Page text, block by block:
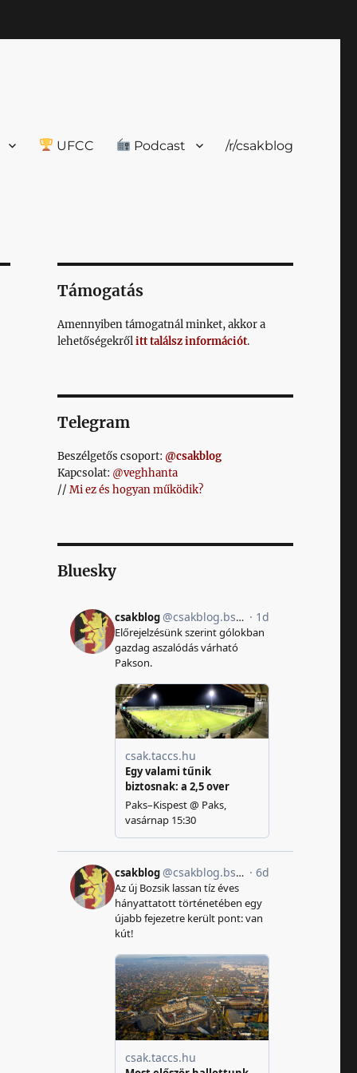
UFCC Podcast /r/csakblog
Támogatás
Amennyiben támogatnál minket, akkor a
lehetőségekrőlitt találsz információt.
Telegram
Beszélgetős csoport: @csakblog
Kapcsolat: @veghhanta
// Mi ez és hogyan működik?
Bluesky